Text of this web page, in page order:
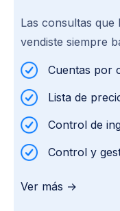
Las consultas que
vendiste siempre
Cuentas por
Lista de
Control de
Control y
Ver más →